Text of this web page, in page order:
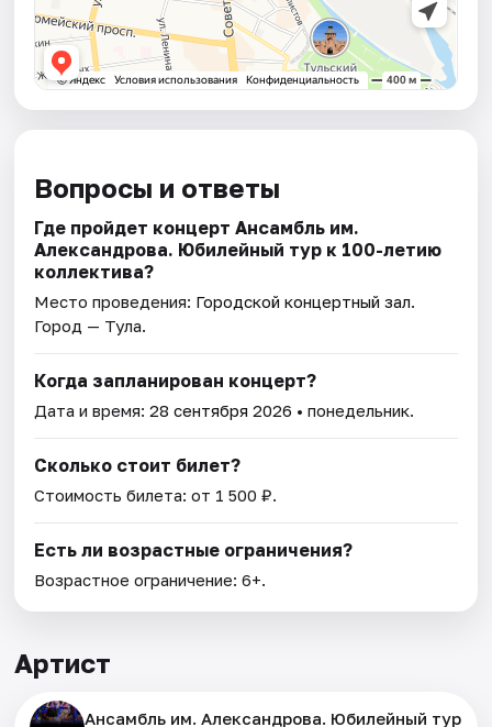
Вопросы и ответы
Где пройдет концерт Ансамбль им.
Александрова. Юбилейный тур к 100-летию
коллектива?
Место проведения: Городской концертный зал.
Город — Тула.
Когда запланирован концерт?
Дата и время:28 сентября 2026 • понедельник.
Сколько стоит билет?
Стоимость билета: от 1 500 ₽.
Есть ли возрастные ограничения?
Возрастное ограничение: 6+.
Артист
Ансамбль им. Александрова. Юбилейный тур